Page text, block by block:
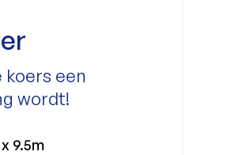
koers een
wordt!
9.5m